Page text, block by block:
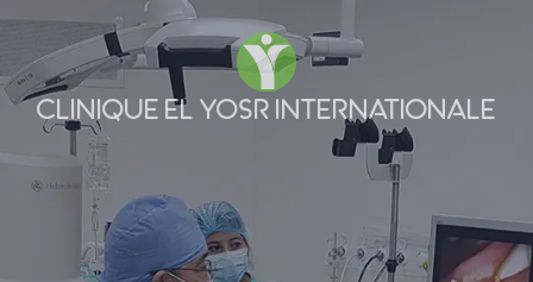
CLINIQUE EL YOSR INTERNATIONALE